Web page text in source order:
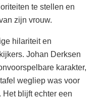
te stellen en
zijn vrouw.
hilariteit en
Johan Derksen
karakter,
wegliep was voor
blijft echter een